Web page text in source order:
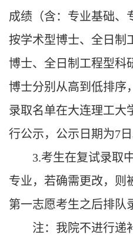
成绩（含：专业基础、
按学术型博士、全日制
博士、全日制工程型科
博士分别从高到低排序
录取名单在大连理工大
行公示，公示日期为7日
3.考生在复试录取
专业，若确需更改，则
第一志愿考生之后排队
注：我院不进行递